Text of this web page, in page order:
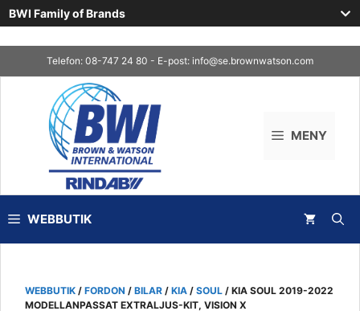
BWI Family of Brands
to
Telefon: 08-747 24 80 - E-post: info@se.brownwatson.com
MENY
WEBBUTIK
WEBBUTIK / FORDON / BILAR / KIA / SOUL / KIA SOUL 2019-2022
MODELLANPASSAT EXTRALJUS-KIT, VISION X